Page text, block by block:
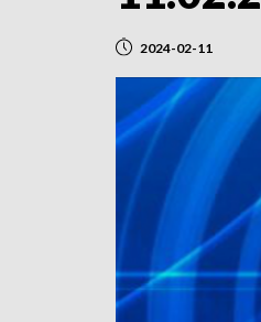
2024-02-11